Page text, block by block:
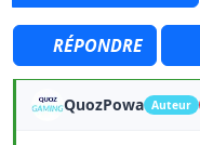
RÉPONDRE
QuozPowa Auteur